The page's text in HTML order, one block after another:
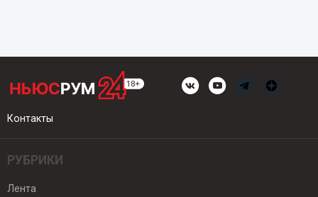
Контакты
РУБРИКИ
Лента